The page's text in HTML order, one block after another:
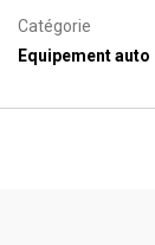
Catégorie
Equipement